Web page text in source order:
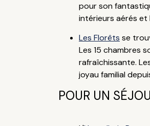
pour son
intérieurs aérés et
Les Florêts se
Les 15 chambres
rafraîchissante.
joyau familial
POUR UN